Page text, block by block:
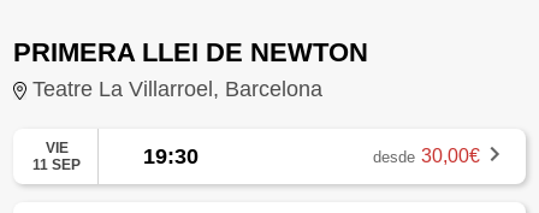
PRIMERA LLEI DE NEWTON
Teatre La Villarroel, Barcelona
VIE
11 SEP
19:30 desde 30,00€